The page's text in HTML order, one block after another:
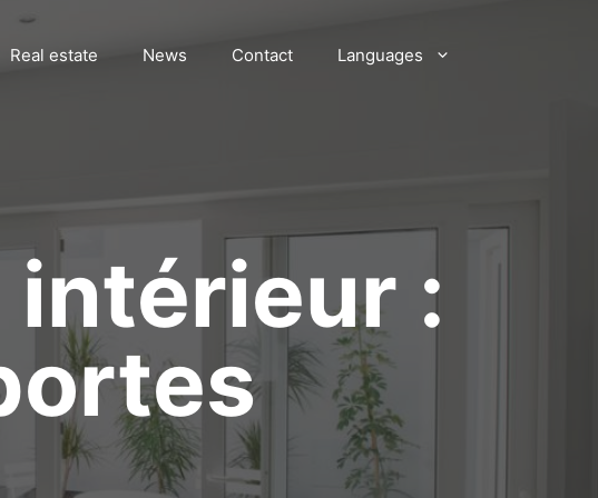
Real estate News Contact Languages
intérieur :